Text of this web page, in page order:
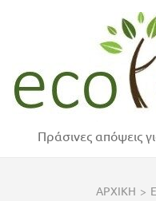
Enter)
Πράσινες απόψεις
ΑΡΧΙΚΗ >